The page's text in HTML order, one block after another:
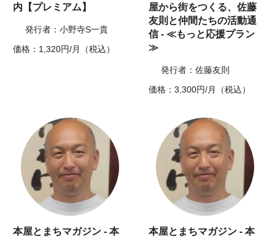
内【プレミアム】
発行者：小野寺S一貴
価格：1,320円/月（税込）
屋から街をつくる、佐藤
友則と仲間たちの活動通
信 - ≪もっと応援プラン
≫
発行者：佐藤友則
価格：3,300円/月（税込）
本屋とまちマガジン - 本
本屋とまちマガジン - 本